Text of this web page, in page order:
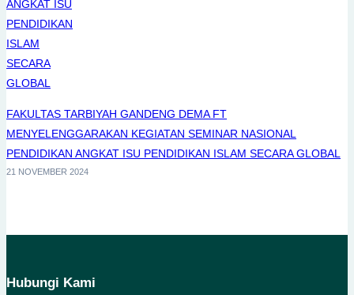
FAKULTAS TARBIYAH GANDENG DEMA FT
MENYELENGGARAKAN KEGIATAN SEMINAR NASIONAL
PENDIDIKAN ANGKAT ISU PENDIDIKAN ISLAM SECARA GLOBAL
21 NOVEMBER 2024
Hubungi Kami